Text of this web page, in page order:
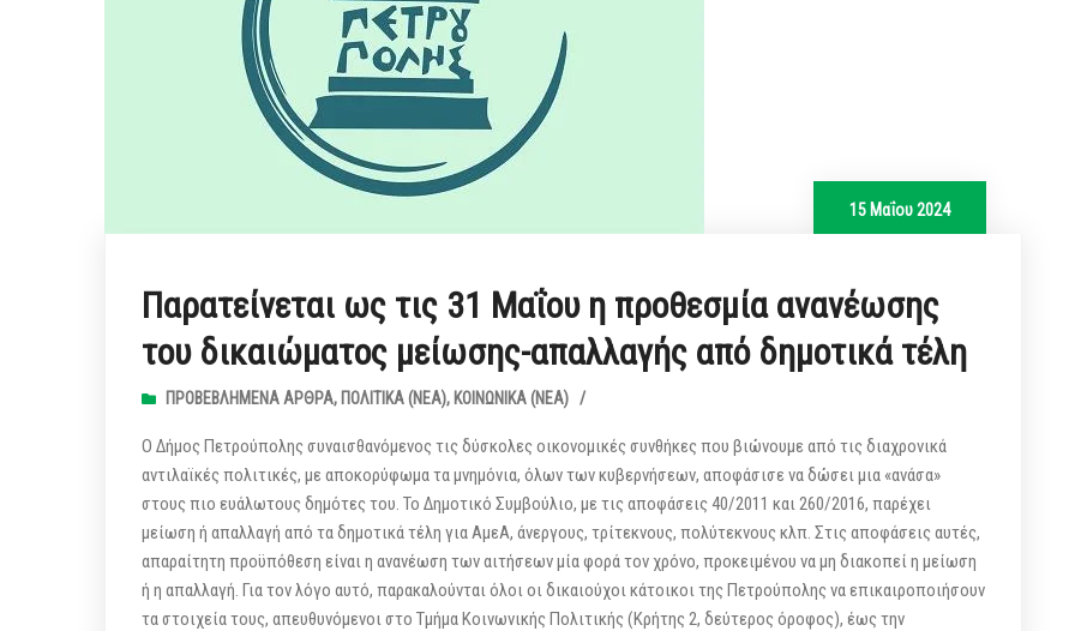
15 Μαΐου 2024
Παρατείνεται ως τις 31 Μαΐου η προθεσμία ανανέωσης
του δικαιώματος μείωσης-απαλλαγής από δημοτικά τέλη
ΠΡΟΒΕΒΛΗΜΈΝΑ ΆΡΘΡΑ, ΠΟΛΙΤΙΚΆ (ΝΕΑ), ΚΟΙΝΩΝΙΚΆ (ΝΕΑ) /
Ο Δήμος Πετρούπολης συναισθανόμενος τις δύσκολες οικονομικές συνθήκες που βιώνουμε από τις διαχρονικά
αντιλαϊκές πολιτικές, με αποκορύφωμα τα μνημόνια, όλων των κυβερνήσεων, αποφάσισε να δώσει μια «ανάσα»
στους πιο ευάλωτους δημότες του. Το Δημοτικό Συμβούλιο, με τις αποφάσεις 40/2011 και 260/2016, παρέχει
μείωση ή απαλλαγή από τα δημοτικά τέλη για ΑμεΑ, άνεργους, τρίτεκνους, πολύτεκνους κλπ. Στις αποφάσεις αυτές,
απαραίτητη προϋπόθεση είναι η ανανέωση των αιτήσεων μία φορά τον χρόνο, προκειμένου να μη διακοπεί η μείωση
ή η απαλλαγή. Για τον λόγο αυτό, παρακαλούνται όλοι οι δικαιούχοι κάτοικοι της Πετρούπολης να επικαιροποιήσουν
τα στοιχεία τους, απευθυνόμενοι στο Τμήμα Κοινωνικής Πολιτικής (Κρήτης 2, δεύτερος όροφος), έως την